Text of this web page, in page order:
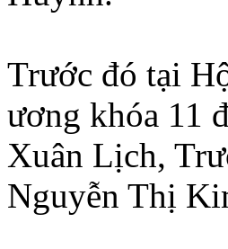
Trước đó tại
ương khóa 11
Xuân Lịch,
Nguyễn Thị